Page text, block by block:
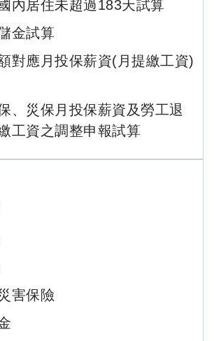
內居住未超過183天試算
金試算
對應月投保薪資(月提繳工資)
、災保月投保薪資及勞工退
工資之調整申報試算
害保險